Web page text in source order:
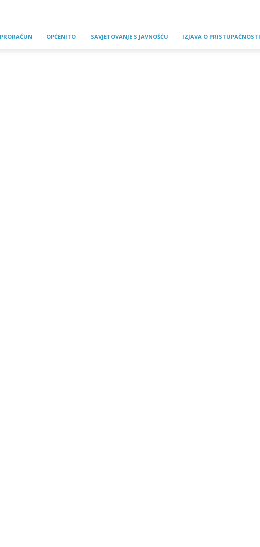
PRORAČUN OPĆENITO SAVJETOVANJE S JAVNOŠĆU IZJAVA O PRISTUPAČNOSTI